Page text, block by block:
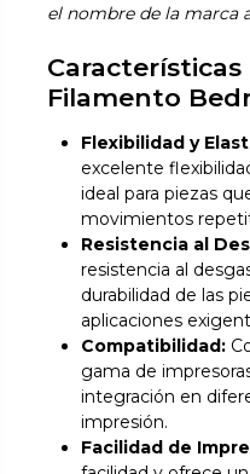
el nombre de la marca
Filamento
Flexibilidad y
excelente
ideal para piezas
movimientos
Resistencia al
resistencia al
durabilidad de las
aplicaciones
Compatibilidad:
gama de
integración en
impresión.
Facilidad de